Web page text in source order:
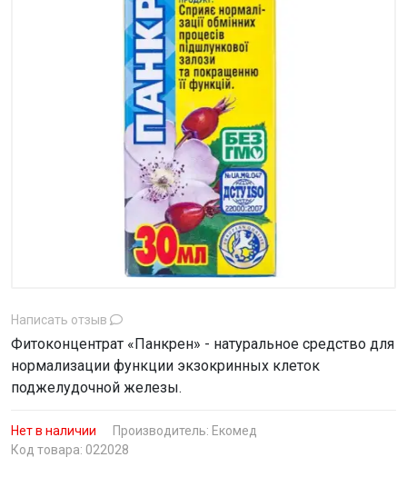
Написать отзыв
Фитоконцентрат «Панкрен» - натуральное средство для
нормализации функции экзокринных клеток
поджелудочной железы.
Нет в наличии Производитель: Екомед
Код товара: 022028